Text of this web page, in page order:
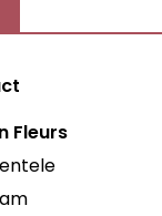
Fleurs